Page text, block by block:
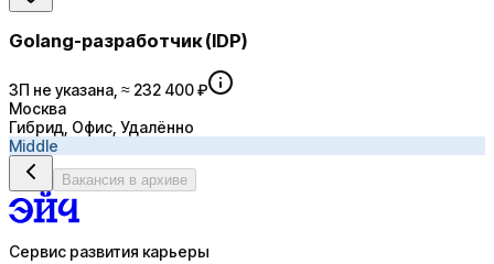
Golang-разработчик (IDP)
ЗП не указана, ≈ 232 400 ₽
Москва
Гибрид, Офис, Удалённо
Middle
Вакансия в архиве
Сервис развития карьеры